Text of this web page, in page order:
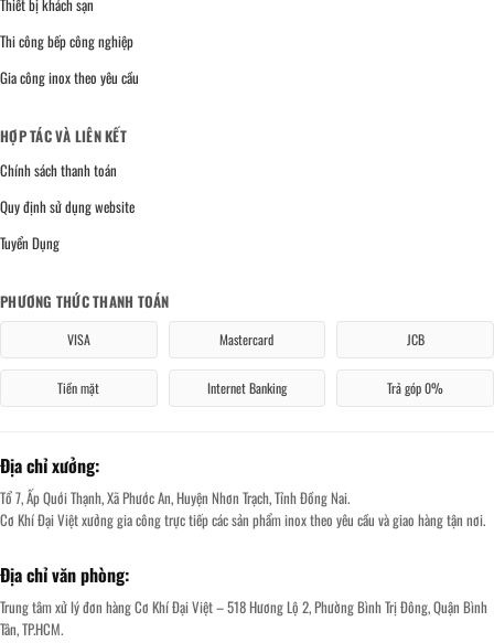
Thi công bếp công nghiệp
Gia công inox theo yêu cầu
HỢP TÁC VÀ LIÊN KẾT
Chính sách thanh toán
Quy định sử dụng website
Tuyển Dụng
PHƯƠNG THỨC THANH TOÁN
VISA Mastercard JCB
Tiền mặt Internet Banking Trả góp 0%
Địa chỉ xưởng:
Tổ 7, Ấp Quới Thạnh, Xã Phước An, Huyện Nhơn Trạch, Tỉnh Đồng Nai.
Cơ Khí Đại Việt xưởng gia công trực tiếp các sản phẩm inox theo yêu cầu và giao hàng tận nơi.
Địa chỉ văn phòng:
Trung tâm xử lý đơn hàng Cơ Khí Đại Việt – 518 Hương Lộ 2, Phường Bình Trị Đông, Quận Bình
Tân, TP.HCM.